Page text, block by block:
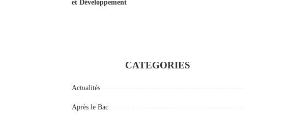
et Développement
CATEGORIES
Actualités
Après le Bac